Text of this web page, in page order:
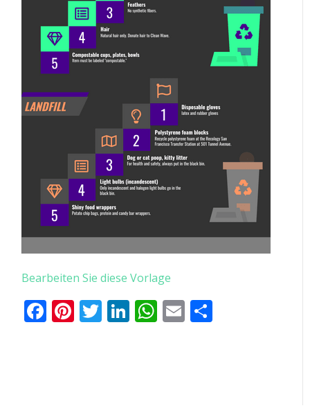
Bearbeiten Sie diese Vorlage
Facebook
Pinterest
Twitter
LinkedIn
WhatsApp
Email